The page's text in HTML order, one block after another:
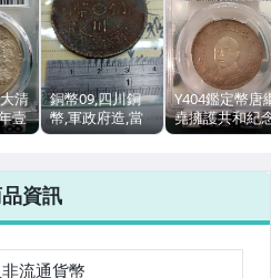
清
壹
鑑
銅幣09,四川銅
幣,軍政府造,當
制錢壹百文,中華
Y404鑑定幣唐
堯擁護共和紀
三錢六分銀
Genuine編號
資訊
流通貨幣